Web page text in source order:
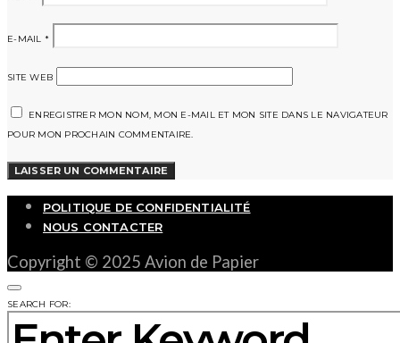
E-MAIL *
SITE WEB
ENREGISTRER MON NOM, MON E-MAIL ET MON SITE DANS LE NAVIGATEUR
POUR MON PROCHAIN COMMENTAIRE.
POLITIQUE DE CONFIDENTIALITÉ
NOUS CONTACTER
Copyright © 2025 Avion de Papier
SEARCH FOR: